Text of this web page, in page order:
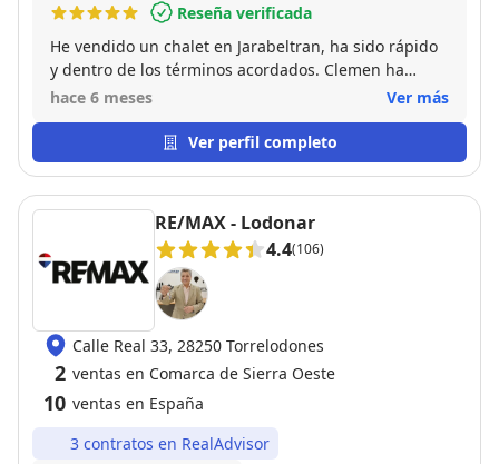
Reseña verificada
He vendido un chalet en Jarabeltran, ha sido rápido
y dentro de los términos acordados. Clemen ha
gestionado toda la operación con una actitud
Agradecer su excelente trato
hace 6 meses Ver más
Ver perfil completo
RE/MAX - Lodonar
4.4(106)
Calle Real 33, 28250 Torrelodones
2 ventas en Comarca de Sierra Oeste
10 ventas en España
3 contratos en RealAdvisor